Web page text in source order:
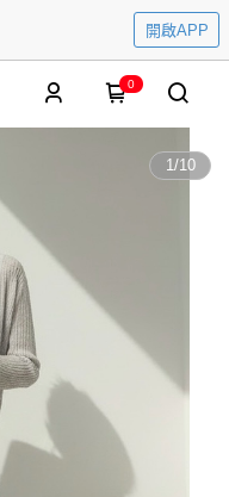
開啟APP
0
1/10